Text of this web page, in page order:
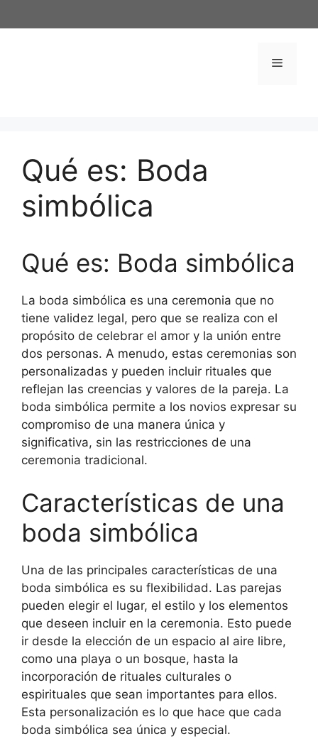
al
Menú
Qué es: Boda
simbólica
Qué es: Boda simbólica
La boda simbólica es una ceremonia que no
tiene validez legal, pero que se realiza con el
propósito de celebrar el amor y la unión entre
dos personas. A menudo, estas ceremonias son
personalizadas y pueden incluir rituales que
reflejan las creencias y valores de la pareja. La
boda simbólica permite a los novios expresar su
compromiso de una manera única y
significativa, sin las restricciones de una
ceremonia tradicional.
Características de una
boda simbólica
Una de las principales características de una
boda simbólica es su flexibilidad. Las parejas
pueden elegir el lugar, el estilo y los elementos
que deseen incluir en la ceremonia. Esto puede
ir desde la elección de un espacio al aire libre,
como una playa o un bosque, hasta la
incorporación de rituales culturales o
espirituales que sean importantes para ellos.
Esta personalización es lo que hace que cada
boda simbólica sea única y especial.